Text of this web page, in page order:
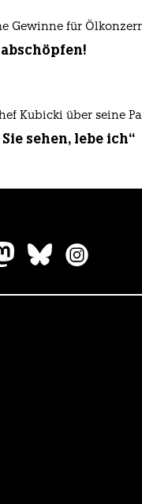
Gewinne für
Kubicki über seine
sehen, lebe ich“